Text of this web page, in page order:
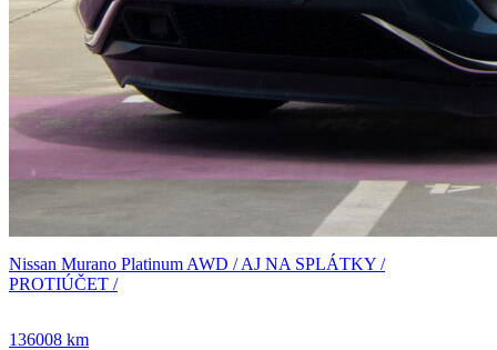
Nissan Murano Platinum AWD / AJ NA SPLÁTKY /
PROTIÚČET /
136008 km